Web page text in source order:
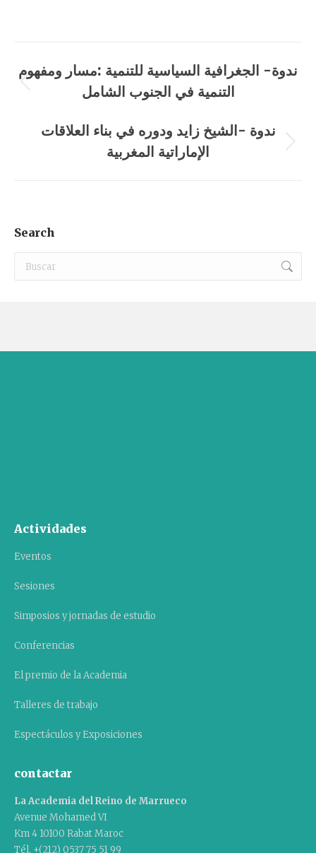
Navegación
entre
álbumes
Álbum
ندوة- الجغرافية السياسية للتنمية :مسار ومفهوم
التنمية في الجنوب الشامل
Álbum
ندوة -الشيخ زايد ودوره في بناء العلاقات
الإماراتية المغربية
Search
Buscar:
Actividades
Eventos
Sesiones
Simposios y jornadas de estudio
Conferencias
El premio de la Academia
Talleres de trabajo
Espectáculos y Exposiciones
contactar
La Academia del Reino de Marrueco
Avenue Mohamed VI
Km 4 10100 Rabat Maroc
Tél. +(212) 0537 75 51 99